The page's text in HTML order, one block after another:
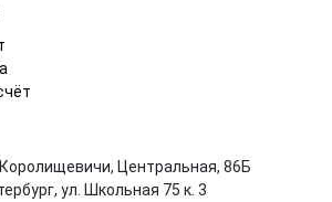
Центральная, 86Б
ул. Школьная 75 к. 3